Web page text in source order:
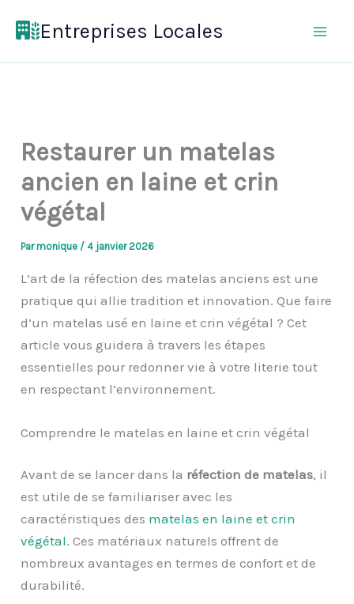
Entreprises Locales
Restaurer un matelas
ancien en laine et crin
végétal
Parmonique /4 janvier 2026
L’art de la réfection des matelas anciens est une
pratique qui allie tradition et innovation. Que faire
d’un matelas usé en laine et crin végétal ? Cet
article vous guidera à travers les étapes
essentielles pour redonner vie à votre literie tout
en respectant l’environnement.
Comprendre le matelas en laine et crin végétal
Avant de se lancer dans la réfection de matelas, il
est utile de se familiariser avec les
caractéristiques des matelas en laine et crin
végétal. Ces matériaux naturels offrent de
nombreux avantages en termes de confort et de
durabilité.